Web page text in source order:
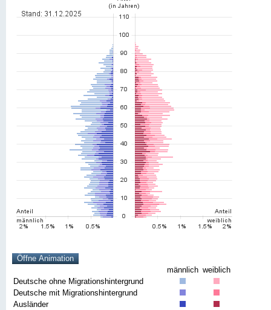
männlich weiblich
Deutsche ohne Migrationshintergrund
Deutsche mit Migrationshintergrund
Ausländer